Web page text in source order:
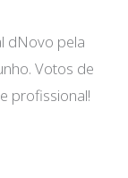
dNovo pela
Votos de
profissional!